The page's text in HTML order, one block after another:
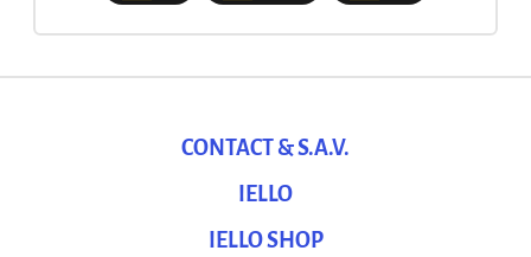
CONTACT & S.A.V.
IELLO
IELLO SHOP